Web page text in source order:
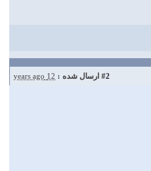
#2 ارسال شده : 12 years ago